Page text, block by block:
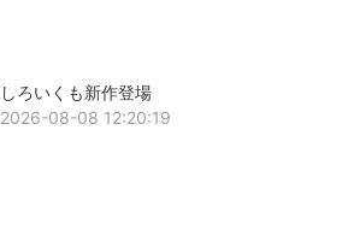
しろいくも新作登場
2026-08-08 12:20:19